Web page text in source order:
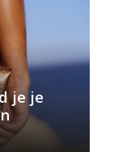
je je